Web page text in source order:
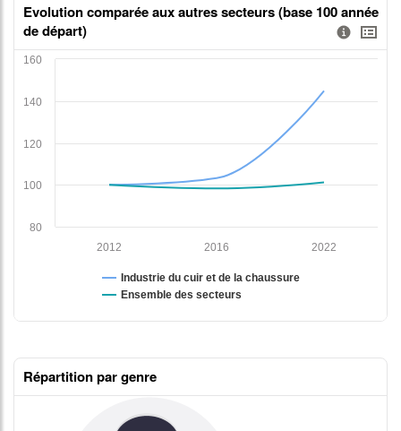
Evolution comparée aux autres secteurs (base 100 année
de départ)
Information donnée n°2
tableaux excel n°2
Répartition par genre